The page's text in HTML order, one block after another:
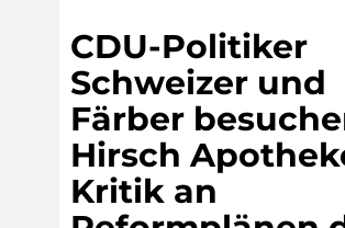
CDU-Politiker
Schweizer und
Färber
Hirsch
Kritik an